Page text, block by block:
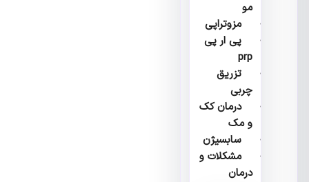
مزوتراپی
پی ار پی
تزریق
چربی
درمان کک
و مک
سابسیژن
مشکلات و
درمان